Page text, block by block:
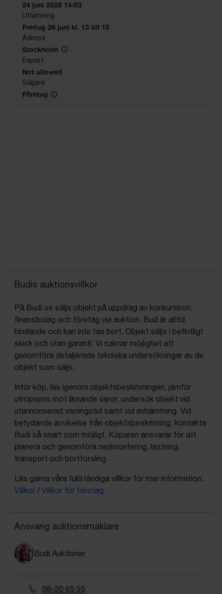
24 juni 2026 14:03
Utlämning
Fredag 26 juni kl. 13 till 15
Adress
Stockholm
Export
Not allowed
Säljare
Företag
Budis auktionsvillkor
På Budi.se säljs objekt på uppdrag av konkursbon,
finansbolag och företag via auktion. Bud är alltid
bindande och kan inte tas bort. Objekt säljs i befintligt
skick och utan garanti. Vi saknar möjlighet att
genomföra detaljerade tekniska undersökningar av de
objekt som säljs.
Inför köp, läs igenom objektsbeskrivningen, jämför
utropspris mot liknande varor, undersök objekt vid
utannonserad visningstid samt vid avhämtning. Vid
betydande avvikelse från objektsbeskrivning, kontakta
Budi så snart som möjligt. Köparen ansvarar för att
planera och genomföra nedmontering, lastning,
transport och bortforsling.
Läs gärna våra fullständiga villkor för mer information:
Villkor / Villkor för företag
Ansvarig auktionsmäklare
Budi Auktioner
08-20 65 55